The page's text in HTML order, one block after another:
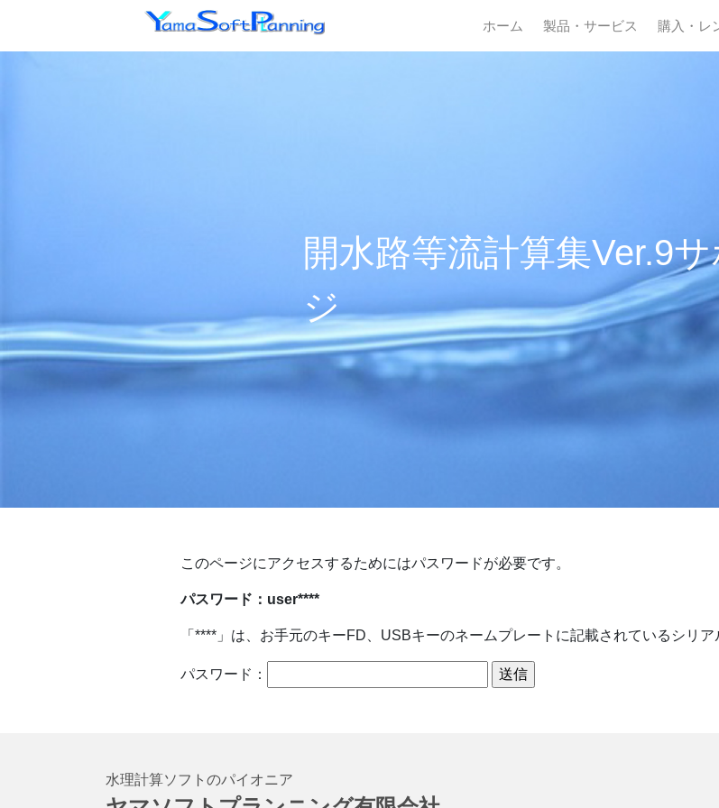
ホーム 製品・サービス 購入・レ
開水路等流計算集Ver.9
ジ
このページにアクセスするためにはパスワードが必要です。
パスワード：user****
「****」は、お手元のキーFD、USBキーのネームプレートに記載されているシリ
パスワード：
水理計算ソフトのパイオニア